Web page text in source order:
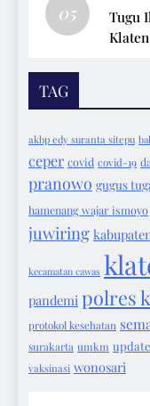
05
Tugu
Klaten
TAG
akbp edy suranta sitepu
ceper covid covid-19
pranowo gugus
hamenang wajar ismoyo
juwiring
kecamatan cawas
pandemi polres
protokol kesehatan
surakarta umkm
vaksinasi wonosari